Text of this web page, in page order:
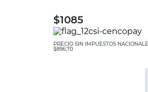
$1085
PRECIO SIN IMPUESTOS
$896,70